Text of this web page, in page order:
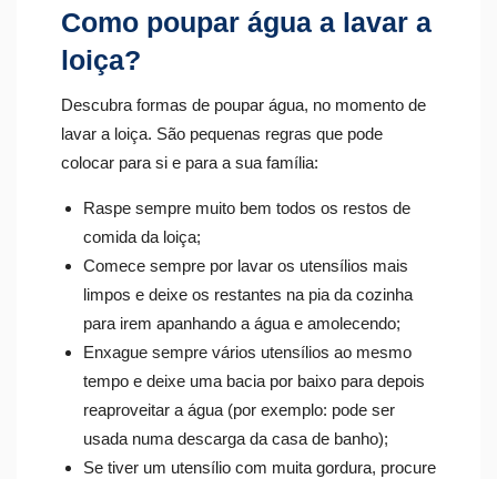
Como poupar água a lavar a
loiça?
Descubra formas de poupar água, no momento de
lavar a loiça. São pequenas regras que pode
colocar para si e para a sua família:
Raspe sempre muito bem todos os restos de
comida da loiça;
Comece sempre por lavar os utensílios mais
limpos e deixe os restantes na pia da cozinha
para irem apanhando a água e amolecendo;
Enxague sempre vários utensílios ao mesmo
tempo e deixe uma bacia por baixo para depois
reaproveitar a água (por exemplo: pode ser
usada numa descarga da casa de banho);
Se tiver um utensílio com muita gordura, procure